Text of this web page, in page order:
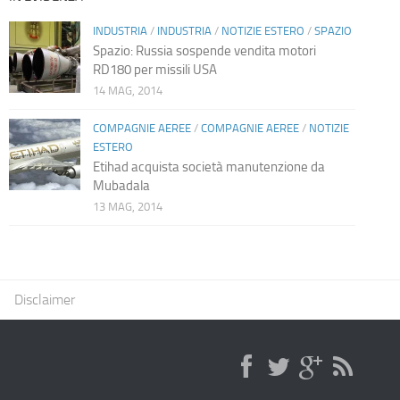
INDUSTRIA/ INDUSTRIA/ NOTIZIE ESTERO / SPAZIO
Spazio: Russia sospende vendita motori
RD180 per missili USA
14 MAG, 2014
COMPAGNIE AEREE/ COMPAGNIE AEREE/ NOTIZIE
ESTERO
Etihad acquista società manutenzione da
Mubadala
13 MAG, 2014
Disclaimer